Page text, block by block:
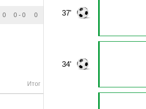
0 0 - 0 0
Итог
37'
34'